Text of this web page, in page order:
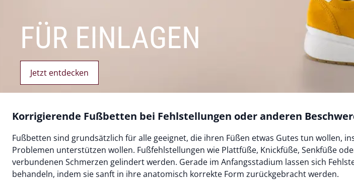
FÜR EINLAGEN
Jetzt entdecken
Korrigierende Fußbetten bei Fehlstellungen oder anderen
Fußbetten sind grundsätzlich für alle geeignet, die ihren Füßen etwas Gutes tun wollen,
Problemen unterstützen wollen. Fußfehlstellungen wie Plattfüße, Knickfüße, Senkfüße
verbundenen Schmerzen gelindert werden. Gerade im Anfangsstadium lassen sich
behandeln, indem sie sanft in ihre anatomisch korrekte Form zurückgebracht werden.